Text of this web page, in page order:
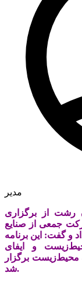
مدیر
رشت از برگزاری
جمعی از صنایع
و گفت: این برنامه
و ایفای
محیط‌زیست برگزار
شد.